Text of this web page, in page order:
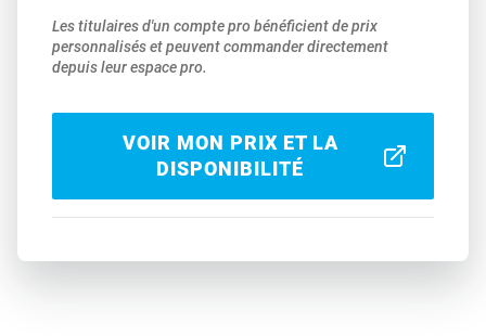
Les titulaires d'un compte pro bénéficient de prix
personnalisés et peuvent commander directement
depuis leur espace pro.
VOIR MON PRIX ET LA
DISPONIBILITÉ